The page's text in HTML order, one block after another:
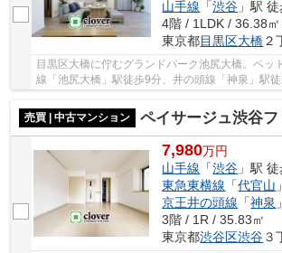
山手線 「渋谷 」駅
4階 / 1LDK / 36.38㎡
東京都目黒区大橋２
目黒区大橋に佇むグランドパーク池尻大橋。ペッ
線「池尻大橋」駅徒歩9分、井の頭線「神泉」駅徒
ミナル「渋谷」駅へ徒歩15分。渋谷が生活圏内に
売買 | 中古マンション
ペイサージュ渋谷フ
7,980万円
山手線 「渋谷 」駅
東急東横線 「代官山
京王井の頭線 「神泉
3階 / 1R / 35.83㎡
東京都渋谷区渋谷３